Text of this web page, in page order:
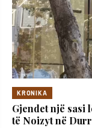
KRONIKA
Gjendet një sasi
të Noizyt në